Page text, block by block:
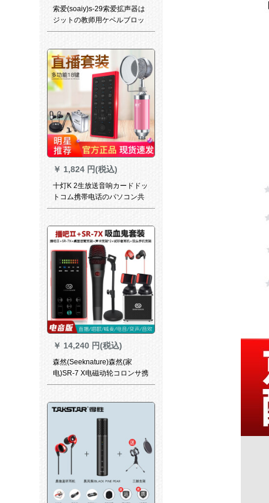
索爱(soaiy)s-29索爱拡声器は
ジットの教师用ケベルブロッ
クを标准装备しています。
￥ 1,824 円(税込)
十灯K 2生放送音响カードドッ
トコム携帯电话のパソコン共
通の早手で麦を叫んで歌を歌
専用の外付け设备の変声器室
内キャスターセバスジット
【ラッキトラック】
￥ 14,240 円(税込)
森然(Seeknature)森然(家
电)SR-7 X电磁动轮コロンサ携
帯帯电话PCサントドK歌生放
+SR-7 X吸血鬼セイント